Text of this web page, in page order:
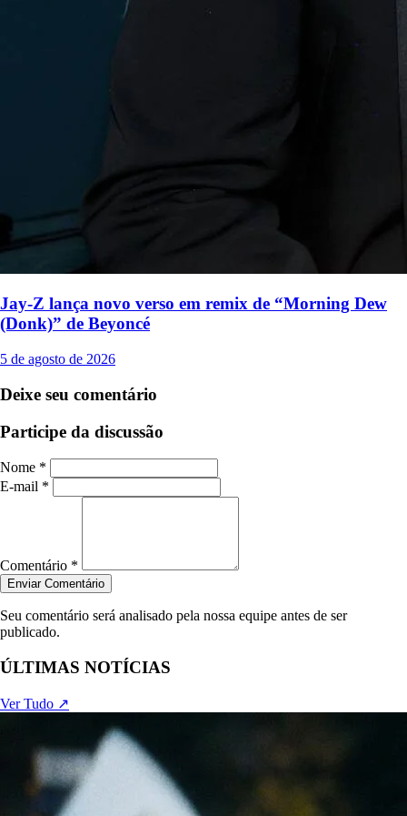
Jay-Z lança novo verso em remix de “Morning Dew
(Donk)” de Beyoncé
5 de agosto de 2026
Deixe seu comentário
Participe da discussão
Nome *
E-mail *
Comentário *
Enviar Comentário
Seu comentário será analisado pela nossa equipe antes de ser
publicado.
ÚLTIMAS NOTÍCIAS
Ver Tudo ↗